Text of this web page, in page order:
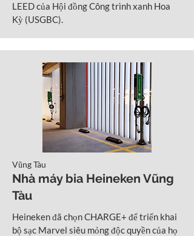
LEED của Hội đồng Công trình xanh Hoa
Kỳ (USGBC).
Vũng Tàu
Nhà máy bia Heineken Vũng
Tàu
Heineken đã chọn CHARGE+ để triển khai
bộ sạc Marvel siêu mỏng độc quyền của họ